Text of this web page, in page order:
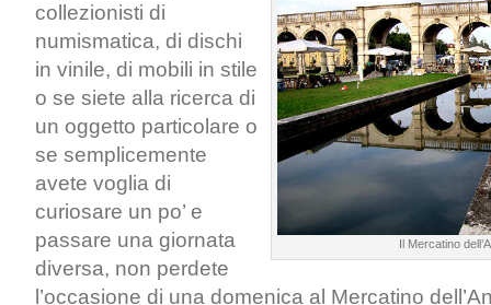
Il Mercatino
collezionisti di
numismatica, di dischi
in vinile, di mobili in stile
o se siete alla ricerca di
un oggetto particolare o
se semplicemente
avete voglia di
curiosare un po’ e
passare una giornata
diversa, non perdete
l’occasione di una domenica al Mercatino